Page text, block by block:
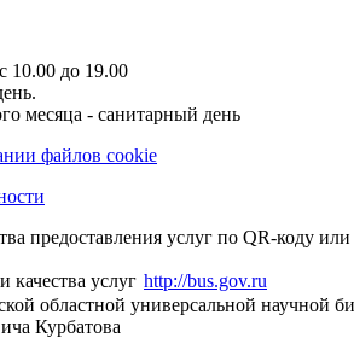
10.00 до 19.00
месяца - санитарный день
файлов cookie
предоставления услуг по QR-коду
http://bus.gov.ru
областной универсальной научной
Курбатова